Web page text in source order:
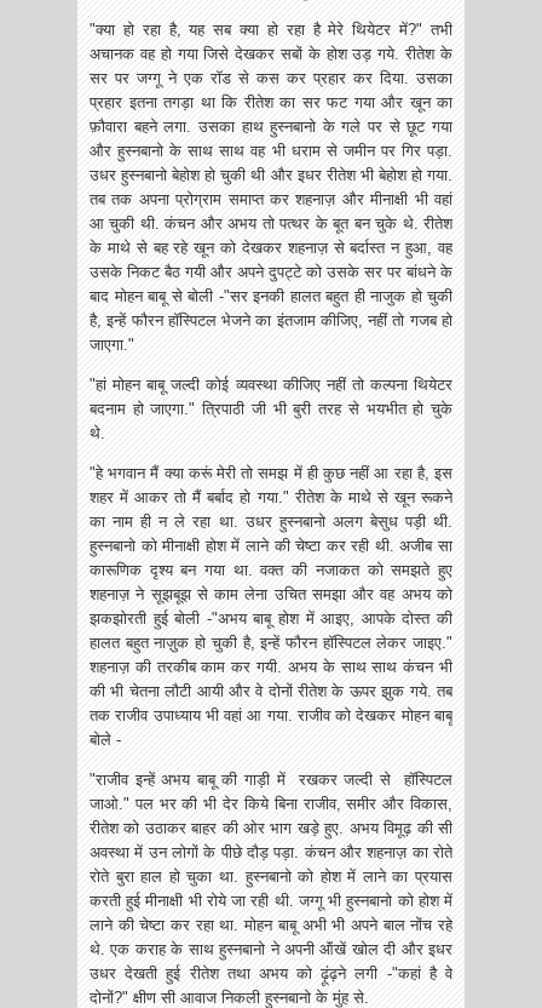
"क्या हो‌ रहा है, यह सब क्या हो रहा है मेरे थियेटर में?" तभी
अचानक वह हो गया जिसे देखकर सबों के होश उड़ गये. रीतेश के
सर पर जग्गू ने एक रॉड से कस कर प्रहार कर दिया. उसका
प्रहार इतना तगड़ा था कि रीतेश का सर फट गया और खून का
फ़ौवारा बहने लगा. उसका हाथ हुस्नबानो के गले पर से छूट गया
और हुस्नबानो के साथ साथ ‌वह भी धराम से जमीन पर गिर पड़ा.
उधर हुस्नबानो बेहोश हो चुकी थी और इधर रीतेश भी बेहोश हो गया.
तब तक अपना प्रोग्राम समाप्त कर शहनाज़ और मीनाक्षी भी वहां
आ चुकी थी. कंचन और अभय तो पत्थर के बूत बन चुके थे. रीतेश
के माथे से बह रहे खून को देखकर शहनाज़ से बर्दास्त न हुआ, वह
उसके निकट बैठ गयी और अपने दुपट्टे को उसके सर पर बांधने के
बाद मोहन बाबू से बोली -"सर इनकी हालत बहुत ही नाजुक हो चुकी
है, इन्हें फौरन हॉस्पिटल भेजने का इंतजाम कीजिए, नहीं तो गजब हो
जाएगा."
"हां मोहन बाबू जल्दी कोई व्यवस्था कीजिए नहीं तो कल्पना थियेटर
बदनाम हो जाएगा." त्रिपाठी जी भी बुरी तरह से भयभीत हो चुके
थे.
"हे भगवान मैं क्या करूं मेरी तो समझ में ही कुछ नहीं आ रहा है, इस
शहर में आकर तो मैं बर्बाद हो गया." रीतेश के माथे से खून रूकने
का नाम ही न ले रहा था. उधर हुस्नबानो अलग बेसुध पड़ी थी.
हुस्नबानो को मीनाक्षी होश में लाने की चेष्टा कर रही थी. अजीब सा
कारूणिक दृश्य बन गया था. वक्त‌ की नजाकत को समझते हुए
शहनाज़ ने सूझबूझ से काम लेना उचित समझा और वह अभय को
झकझोरती हुई बोली -"अभय बाबू होश में आइए, आपके दोस्त की
हालत‌ बहुत नाज़ुक हो चुकी है, इन्हें फौरन हॉस्पिटल लेकर जाइए."
शहनाज़ की तरकीब काम कर गयी. अभय के साथ साथ कंचन भी
की भी चेतना लौटी आयी और वे दोनों रीतेश के ऊपर झुक गये. तब
तक राजीव उपाध्याय भी वहां आ गया. राजीव को देखकर मोहन बाबू
बोले -
"राजीव इन्हें अभय बाबू की गाड़ी में रखकर जल्दी से हॉस्पिटल
जाओ." पल भर की भी देर किये बिना राजीव, समीर और विकास,
रीतेश को उठाकर बाहर की ओर भाग खड़े हुए. अभय विमूढ़ की सी
अवस्था में उन लोगों के पीछे दौड़ पड़ा. कंचन और शहनाज़ का रोते
रोते बुरा हाल हो चुका था. हुस्नबानो को होश में लाने का प्रयास
करती हुई मीनाक्षी भी रोये जा रही थी. जग्गू भी हुस्नबानो को होश में
लाने की चेष्टा कर रहा था. मोहन बाबू अभी भी अपने बाल नोंच रहे
थे. एक कराह के साथ हुस्नबानो ने अपनी ऑंखें खोल दी और इधर
उधर देखती हुई रीतेश तथा अभय को ढ़ूंढ़ने लगी -"कहां है वे‌
दोनों?" क्षीण सी आवाज निकली हुस्नबानो के मुंह से.